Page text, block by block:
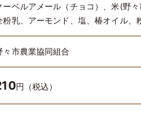
ーベルアメール（チョコ）、米(野
粉乳、アーモンド、塩、椿オイル、
々市農業協同組合
円（税込）